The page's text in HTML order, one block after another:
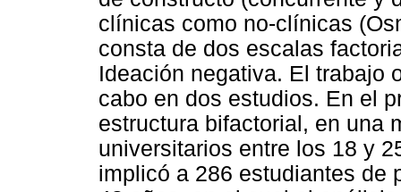
clínicas como no-clínicas
consta de dos escalas
Ideación negativa. El trabajo
cabo en dos estudios. En el
estructura bifactorial, en una
universitarios entre los 18 y
implicó a 286 estudiantes de